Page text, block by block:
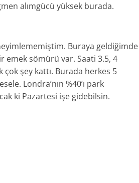
alımgücü yüksek burada.
Buraya geldiğimde
sömürü var. Saati 3.5, 4
çok şey kattı. Burada herkes 5
Londra’nın %40’ı park
ki Pazartesi işe gidebilsin.